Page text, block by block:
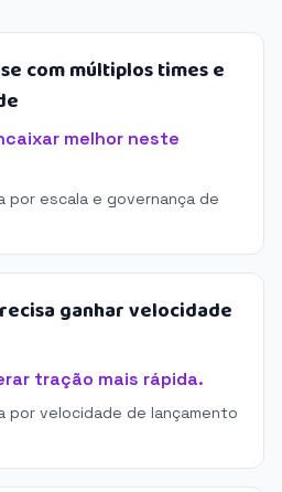
com múltiplos times e
melhor neste
por escala e governança de
ganhar velocidade
tração mais rápida.
por velocidade de lançamento